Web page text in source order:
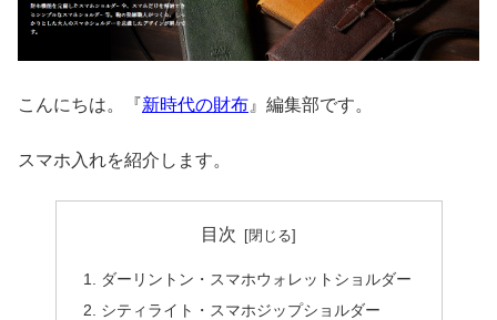
こんにちは。『新時代の財布 』編集部です。
スマホ入れを紹介します。
目次
ダーリントン・スマホウォレットショルダー
シティライト・スマホジップショルダー